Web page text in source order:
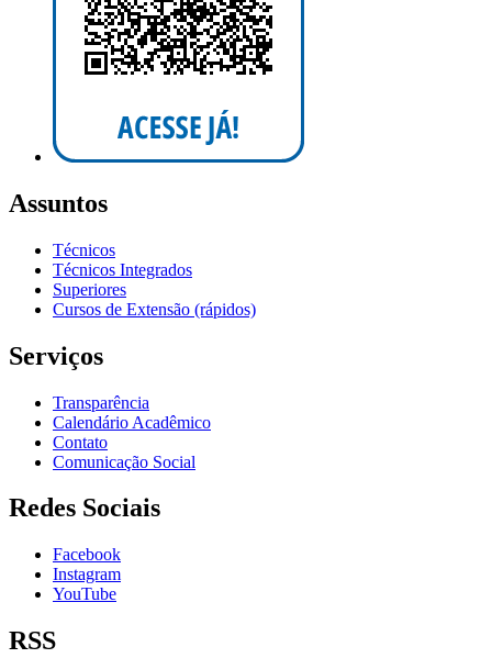
Assuntos
Técnicos
Técnicos Integrados
Superiores
Cursos de Extensão (rápidos)
Serviços
Transparência
Calendário Acadêmico
Contato
Comunicação Social
Redes Sociais
Facebook
Instagram
YouTube
RSS